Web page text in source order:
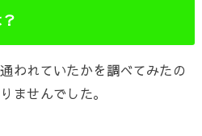
われていたかを調べてみたの
ませんでした。